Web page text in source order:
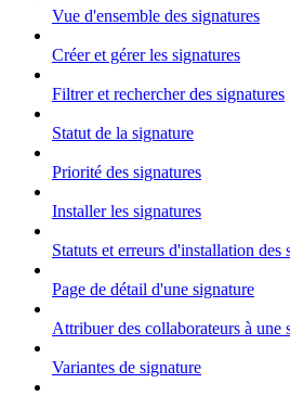
Vue d'ensemble des signatures
Créer et gérer les signatures
Filtrer et rechercher des signatures
Statut de la signature
Priorité des signatures
Installer les signatures
Statuts et erreurs d'installation des
Page de détail d'une signature
Attribuer des collaborateurs à une
Variantes de signature